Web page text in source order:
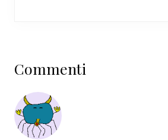
del
lettore
Commenti